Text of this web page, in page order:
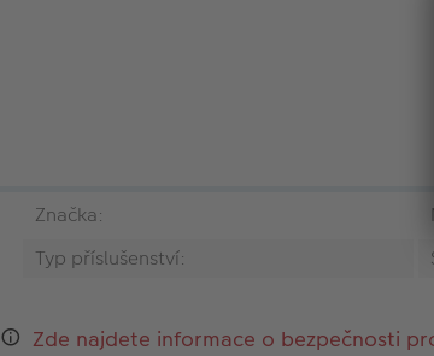
Značka:
Typ příslušenství:
Zde najdete informace o bezpečnosti